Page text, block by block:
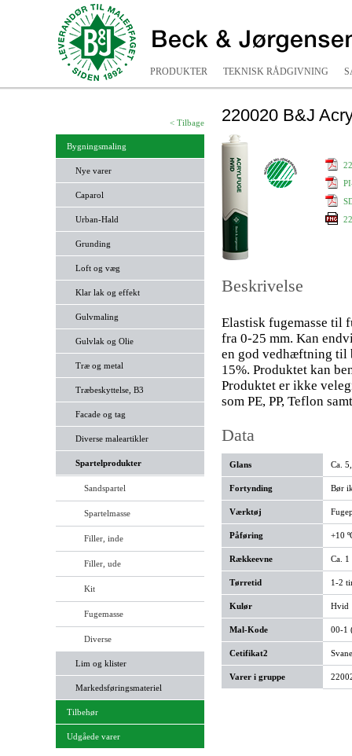
PRODUKTER TEKNISK RÅDGIVNING
220020 B&J
< Tilbage
Bygningsmaling
Nye varer
Caparol
Urban-Hald
Grunding
Loft og væg
Klar lak og effekt
Gulvmaling
Gulvlak og Olie
Træ og metal
Træbeskyttelse, B3
Facade og tag
Diverse maleartikler
Spartelprodukter
Sandspartel
Spartelmasse
Filler, inde
Filler, ude
Kit
Fugemasse
Diverse
Lim og klister
Markedsføringsmateriel
Tilbehør
Udgåede varer
Beskrivelse
Elastisk fugemasse til
fra 0-25 mm. Kan
en god vedhæftning til
15%. Produktet kan
Produktet er ikke
som PE, PP, Teflon
Data
Glans Ca.
Fortynding Bør
Værktøj
Påføring +10
Rækkeevne Ca. 1
Tørretid 1-2
Kulør Hvid
Mal-Kode 00-1
Cetifikat2
Varer i gruppe